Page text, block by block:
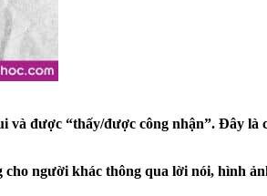
và được “thấy/được công nhận”. Đây là
người khác thông qua lời nói, hình